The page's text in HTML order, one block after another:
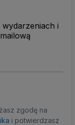
i
zgodę na
i potwierdzasz